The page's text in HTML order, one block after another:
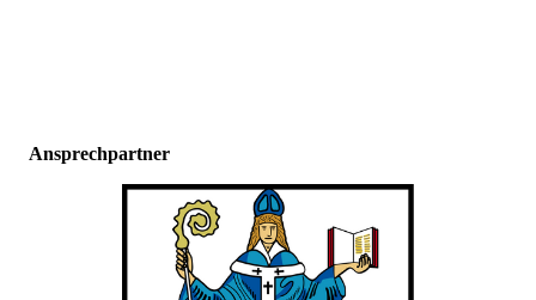
Ansprechpartner